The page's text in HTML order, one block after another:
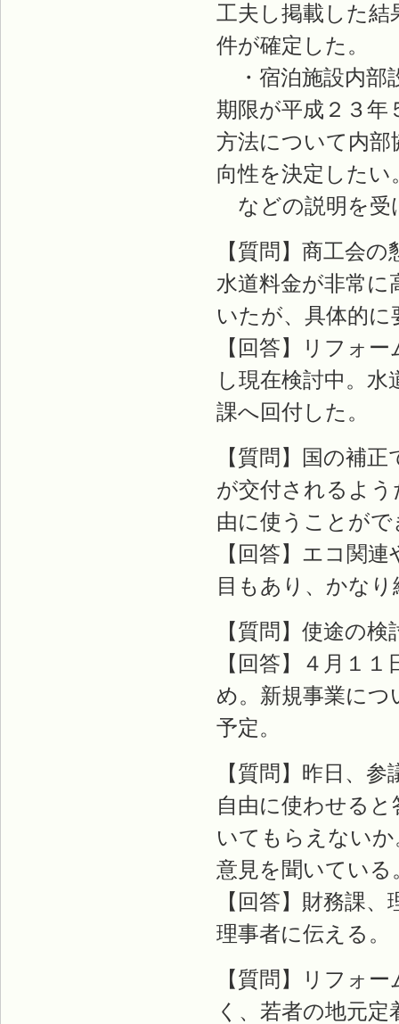
工夫し掲載した結
件が確定した。
・宿泊施設内部
期限が平成２３年
方法について内部
向性を決定したい
などの説明を受
【質問】商工会
水道料金が非常
いたが、具体的
【回答】リフォ
し現在検討中。
課へ回付した。
【質問】国の補
が交付されるよ
由に使うことが
【回答】エコ関
目もあり、かな
【質問】使途の
【回答】４月１
め。新規事業に
予定。
【質問】昨日、
自由に使わせる
いてもらえない
意見を聞いている
【回答】財務課
理事者に伝える。
【質問】リフォ
く、若者の地元